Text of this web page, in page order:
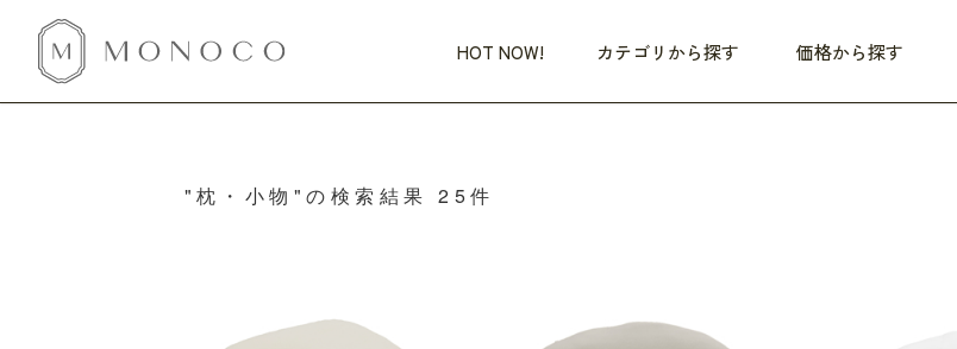
HOT NOW!
HOT NOW!
新商品
カテゴリから探す
CATEGORY インテリア
美容・健康家電
価格から探す
1,000円未満 1,000円 - 3,000円
SCENE GIFTS
気のきく手土産
いつも清潔
"枕・小物"の検索結果 25件